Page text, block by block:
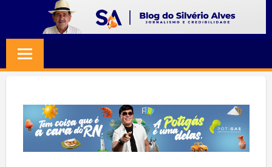
content
SILVERIO
ALVES
Jornalismo
Credibilidade